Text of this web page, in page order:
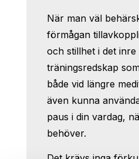
När man väl
förmågan
och stillhet i det
träningsredskap
både vid längre
även kunna
paus i din vardag,
behöver.